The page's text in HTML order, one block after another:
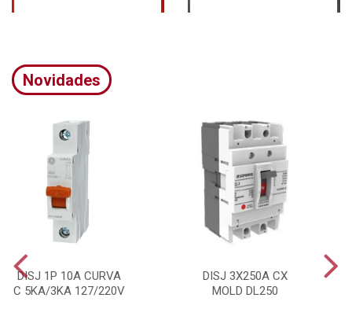
Novidades
DISJ 1P 10A CURVA
C 5KA/3KA 127/220V
DISJ 3X250A CX
MOLD DL250